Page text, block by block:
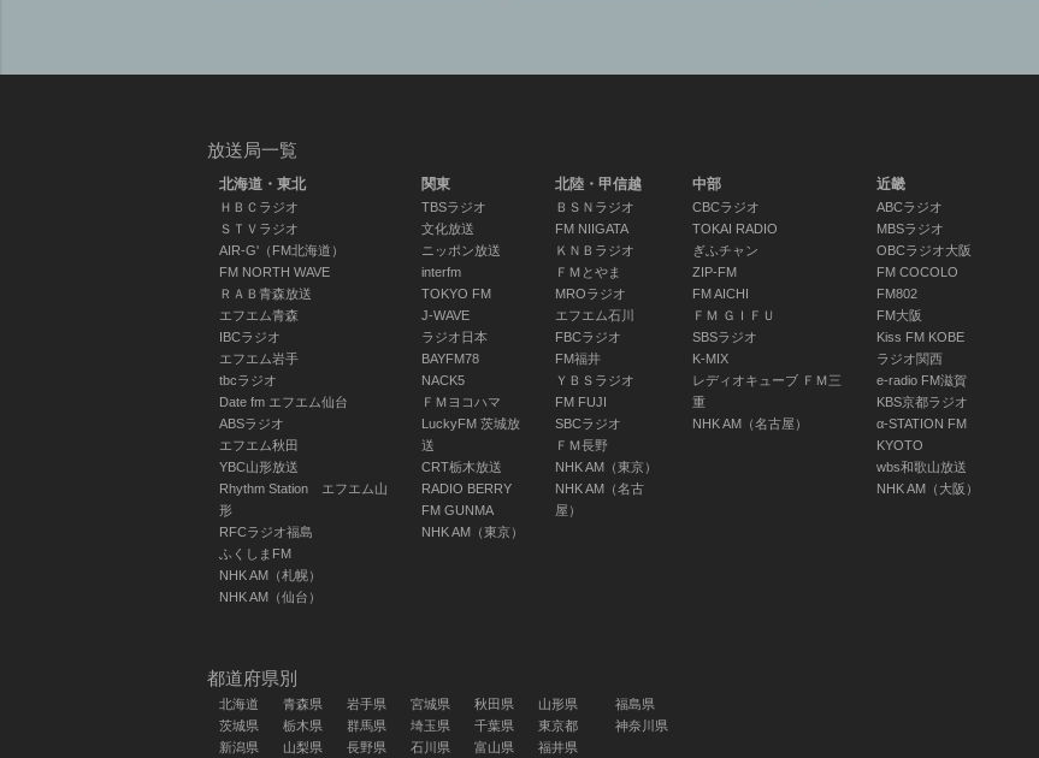
たんぽぽの綿毛
ミコ（たんぽぽ）
ニュース・気象情報
（九州沖縄）
06:25 ～ 06:30
放送局一覧
北海道・東北
ＨＢＣラジオ
ＳＴＶラジオ
AIR-G'（FM北海道）
FM NORTH WAVE
ＲＡＢ青森放送
エフエム青森
IBCラジオ
エフエム岩手
tbcラジオ
Date fm エフエム仙台
ABSラジオ
エフエム秋田
YBC山形放送
Rhythm Station エフエム山
形
RFCラジオ福島
ふくしまFM
NHK AM（札幌）
NHK AM（仙台）
関東
TBSラジオ
文化放送
ニッポン放送
interfm
TOKYO FM
J-WAVE
ラジオ日本
BAYFM78
NACK5
ＦＭヨコハマ
LuckyFM 茨城放
送
CRT栃木放送
RADIO BERRY
FM GUNMA
NHK AM（東京）
北陸・甲信越
ＢＳＮラジオ
FM NIIGATA
ＫＮＢラジオ
ＦＭとやま
MROラジオ
エフエム石川
FBCラジオ
FM福井
ＹＢＳラジオ
FM FUJI
SBCラジオ
ＦＭ長野
NHK AM（東京）
NHK AM（名古
屋）
中部
CBCラジオ
TOKAI RADIO
ぎふチャン
ZIP-FM
FM AICHI
ＦＭ ＧＩＦＵ
SBSラジオ
K-MIX
レディオキューブ ＦＭ三
重
NHK AM（名古屋）
近畿
ABCラジオ
MBSラジオ
OBCラジオ大阪
FM COCOLO
FM802
FM大阪
Kiss FM KOBE
ラジオ関西
e-radio FM滋賀
KBS京都ラジオ
α-STATION FM
KYOTO
wbs和歌山放送
NHK AM（大阪）
都道府県別
北海道 青森県 岩手県 宮城県 秋田県 山形県
福島県
茨城県
栃木県 群馬県 埼玉県 千葉県 東京都
神奈川県
新潟県
山梨県 長野県 石川県 富山県 福井県